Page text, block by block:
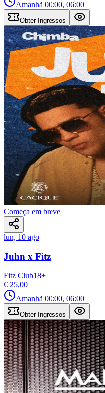
Amanhã 00:00, 06:00
Obter Ingressos
Começa em breve
lun, 10 ago
Juhn x Fitz
Fitz Club18+
€ 25,00
Amanhã 00:00, 06:00
Obter Ingressos